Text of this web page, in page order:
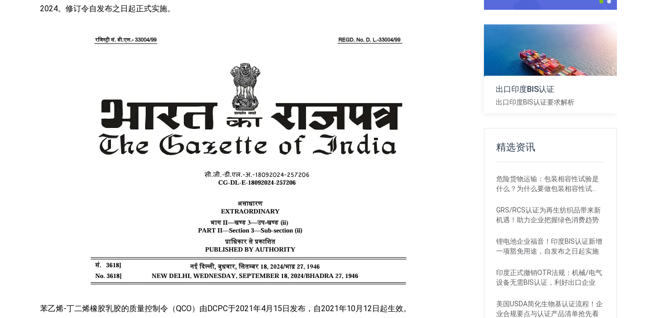
2024。修订令自发布之日起正式实施。
苯乙烯-丁二烯橡胶乳胶的质量控制令（QCO）由DCPC于2021年4月15日发布，自2021年10月12日起生效。
出口印度BIS认证
出口印度BIS认证要求解析
精选资讯
危险货物运输：包装相容性试验是
什么？为什么要做包装相容性试
GRS/RCS认证为再生纺织品带来新
机遇！助力企业把握绿色消费趋势
锂电池企业福音！印度BIS认证新增
一项豁免用途，自发布之日起实施
印度正式撤销OTR法规：机械/电气
设备无需BIS认证，利好出口企业
美国USDA简化生物基认证流程！企
业合规要点与认证产品清单抢先看